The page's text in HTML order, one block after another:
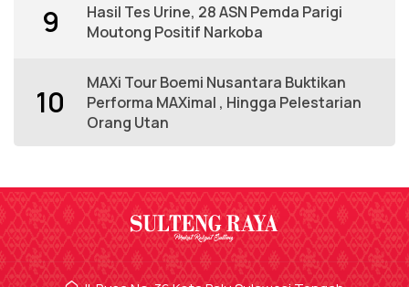
9
Hasil Tes Urine, 28 ASN Pemda Parigi
Moutong Positif Narkoba
10
MAXi Tour Boemi Nusantara Buktikan
Performa MAXimal , Hingga Pelestarian
Orang Utan